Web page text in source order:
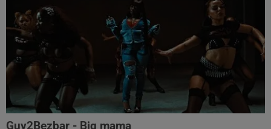
Guy2Bezbar - Big mama